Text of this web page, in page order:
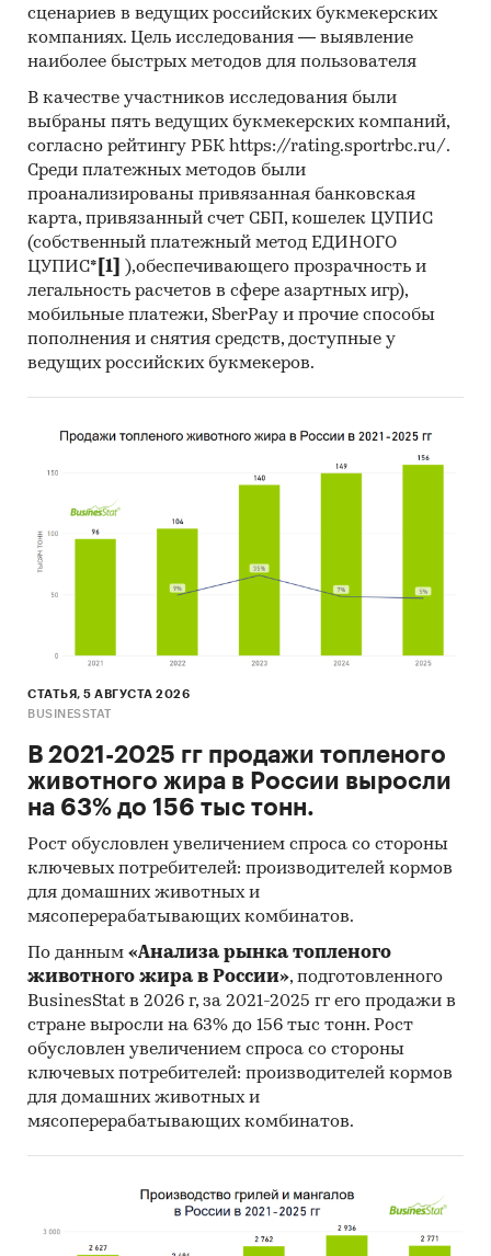
сценариев в ведущих российских букмекерских
компаниях. Цель исследования — выявление
наиболее быстрых методов для пользователя
В качестве участников исследования были
выбраны пять ведущих букмекерских компаний,
согласно рейтингу РБК https://rating.sportrbc.ru/.
Среди платежных методов были
проанализированы привязанная банковская
карта, привязанный счет СБП, кошелек ЦУПИС
(собственный платежный метод ЕДИНОГО
ЦУПИС* [1]
),обеспечивающего прозрачность и
легальность расчетов в сфере азартных игр),
мобильные платежи, SberPay и прочие способы
пополнения и снятия средств, доступные у
ведущих российских букмекеров.
СТАТЬЯ, 5 АВГУСТА 2026
BUSINESSTAT
В 2021-2025 гг продажи топленого
животного жира в России выросли
на 63% до 156 тыс тонн.
Рост обусловлен увеличением спроса со стороны
ключевых потребителей: производителей кормов
для домашних животных и
мясоперерабатывающих комбинатов.
По данным «Анализа рынка топленого
животного жира в России», подготовленного
BusinesStat в 2026 г, за 2021-2025 гг его продажи в
стране выросли на 63% до 156 тыс тонн. Рост
обусловлен увеличением спроса со стороны
ключевых потребителей: производителей кормов
для домашних животных и
мясоперерабатывающих комбинатов.